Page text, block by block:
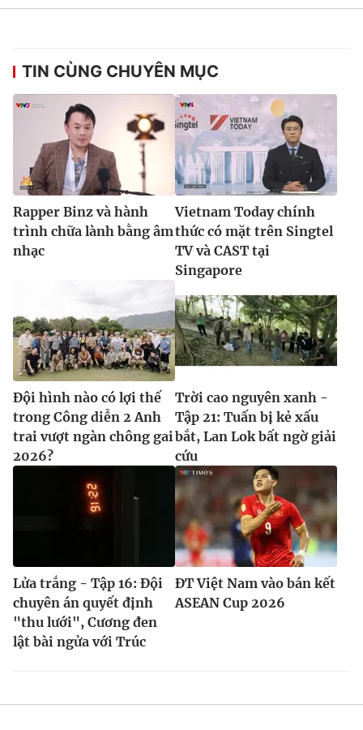
TIN CÙNG CHUYÊN MỤC
Rapper Binz và hành
trình chữa lành bằng âm
nhạc
Vietnam Today chính
thức có mặt trên Singtel
TV và CAST tại
Singapore
Đội hình nào có lợi thế
trong Công diễn 2 Anh
trai vượt ngàn chông gai
2026?
Trời cao nguyên xanh -
Tập 21: Tuấn bị kẻ xấu
bắt, Lan Lok bất ngờ giải
cứu
Lửa trắng - Tập 16: Đội
chuyên án quyết định
"thu lưới", Cương đen
lật bài ngửa với Trúc
ĐT Việt Nam vào bán kết
ASEAN Cup 2026